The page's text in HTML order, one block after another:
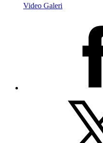
Video Galeri